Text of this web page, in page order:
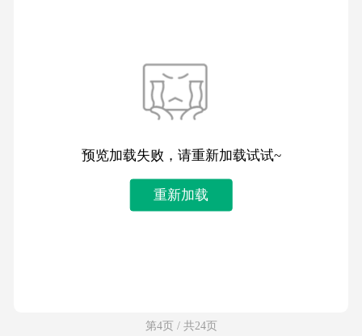
预览加载失败，请重新加载试试~
重新加载
第4页 / 共24页